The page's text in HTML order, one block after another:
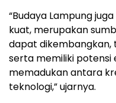
“Budaya Lampung
kuat, merupakan
dapat dikembangkan,
serta memiliki potensi
memadukan antara
teknologi,” ujarnya.